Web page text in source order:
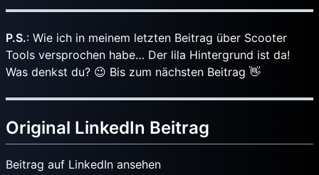
P.S.: Wie ich in meinem letzten Beitrag über Scooter
Tools versprochen habe… Der lila Hintergrund ist da!
Was denkst du? 😉 Bis zum nächsten Beitrag 👋
Original LinkedIn Beitrag
Beitrag auf LinkedIn ansehen